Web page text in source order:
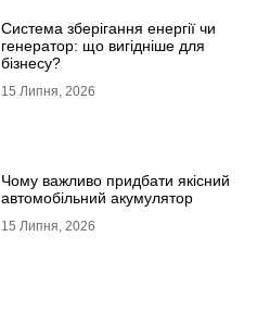
Система зберігання енергії чи
генератор: що вигідніше для
бізнесу?
15 Липня, 2026
Чому важливо придбати якісний
автомобільний акумулятор
15 Липня, 2026